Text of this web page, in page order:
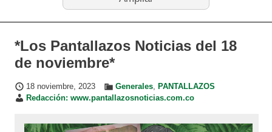
*Los Pantallazos Noticias del 18
de noviembre*
18 noviembre, 2023 Generales, PANTALLAZOS
Redacción: www.pantallazosnoticias.com.co